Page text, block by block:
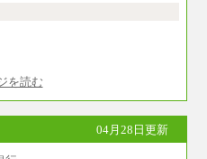
含む金額です）
を読む
04月28日更新